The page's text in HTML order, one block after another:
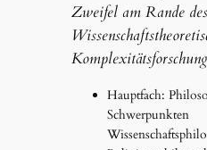
Zweifel am Rande
Hauptfach:
Schwerpunkten